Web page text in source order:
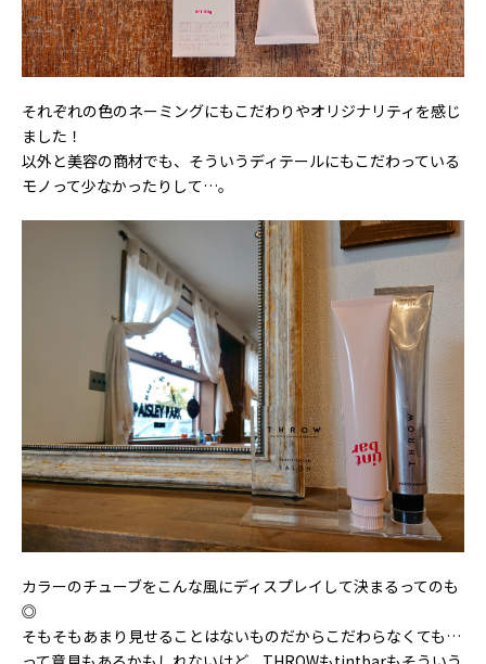
それぞれの色のネーミングにもこだわりやオリジナリティを感じ
ました！
以外と美容の商材でも、そういうディテールにもこだわっている
モノって少なかったりして…。
カラーのチューブをこんな風にディスプレイして決まるってのも
◎
そもそもあまり見せることはないものだからこだわらなくても…